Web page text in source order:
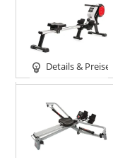
Details & Preise